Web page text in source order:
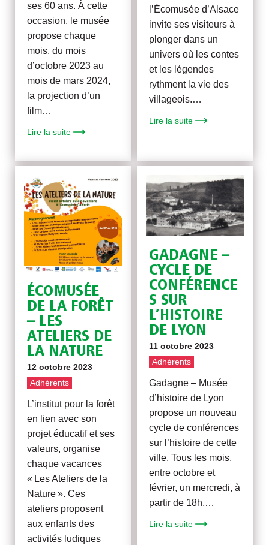
ses 60 ans. À cette
occasion, le musée
propose chaque
mois, du mois
d’octobre 2023 au
mois de mars 2024,
la projection d’un
film…
Lire la suite
l’Écomusée d’Alsace
invite ses visiteurs à
plonger dans un
univers où les contes
et les légendes
rythment la vie des
villageois.…
Lire la suite
ÉCOMUSÉE
DE LA FORÊT
– LES
ATELIERS DE
LA NATURE
12 octobre 2023
Adhérents
L’institut pour la forêt
en lien avec son
projet éducatif et ses
valeurs, organise
chaque vacances
« Les Ateliers de la
Nature ». Ces
ateliers proposent
aux enfants des
activités ludiques
GADAGNE –
CYCLE DE
CONFÉRENCE
S SUR
L’HISTOIRE
DE LYON
11 octobre 2023
Adhérents
Gadagne – Musée
d’histoire de Lyon
propose un nouveau
cycle de conférences
sur l’histoire de cette
ville. Tous les mois,
entre octobre et
février, un mercredi, à
partir de 18h,…
Lire la suite